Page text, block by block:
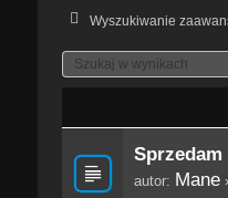
Wyszukiwanie
Sprzedam
autor: Mane